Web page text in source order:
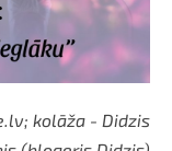
kolāža - Didzis